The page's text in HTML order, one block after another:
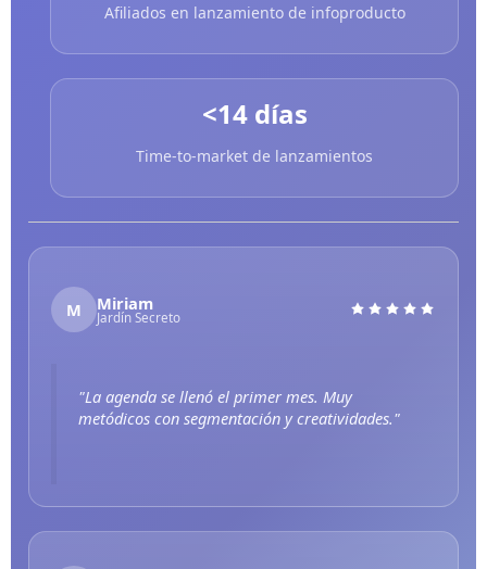
Afiliados en lanzamiento de infoproducto
<14 días
Time-to-market de lanzamientos
M Miriam
Jardín Secreto
"La agenda se llenó el primer mes. Muy
metódicos con segmentación y creatividades."